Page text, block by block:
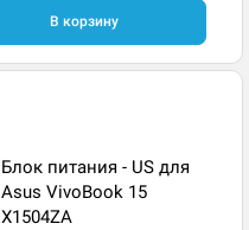
В корзину
Блок питания - US для
Asus VivoBook 15
X1504ZA